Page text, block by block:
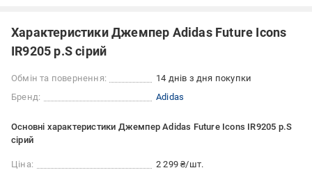
Характеристики Джемпер Adidas Future Icons
IR9205 р.S сірий
Обмін та повернення:
14 днів з дня покупки
Бренд:
Adidas
Основні характеристики Джемпер Adidas Future Icons IR9205 р.S
сірий
Ціна: 2 299 ₴/шт.